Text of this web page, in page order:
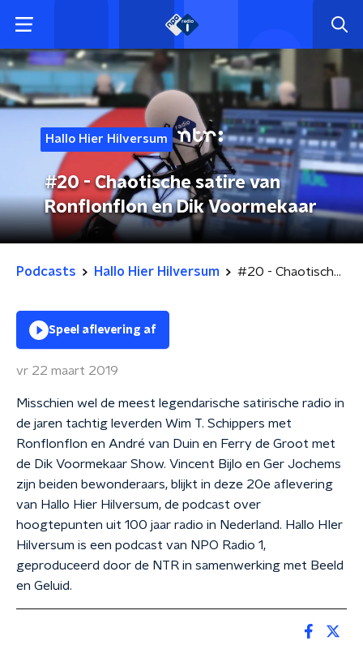
Hallo Hier Hilversum
#20 - Chaotische satire van
Ronflonflon en Dik Voormekaar
Podcasts Hallo Hier Hilversum #20 - Chaotische satire van Ronflonflon en Dik Voormekaar
Speel aflevering af
vr 22 maart 2019
Misschien wel de meest legendarische satirische radio in
de jaren tachtig leverden Wim T. Schippers met
Ronflonflon en André van Duin en Ferry de Groot met
de Dik Voormekaar Show. Vincent Bijlo en Ger Jochems
zijn beiden bewonderaars, blijkt in deze 20e aflevering
van Hallo Hier Hilversum, de podcast over
hoogtepunten uit 100 jaar radio in Nederland. Hallo HIer
Hilversum is een podcast van NPO Radio 1,
geproduceerd door de NTR in samenwerking met Beeld
en Geluid.